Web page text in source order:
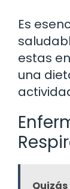
Es
estas
una